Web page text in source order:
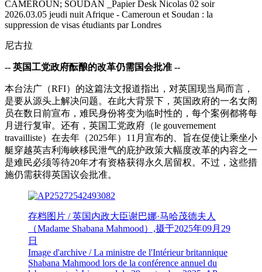
CAMEROUN; SOUDAN _Papier Desk Nicolas 02 soir
2026.03.05 jeudi nuit Afrique - Cameroun et Soudan : la
suppression de visas étudiants par Londres
尼古拉
-- 英国工党政府酝酿的改革仍需国会批准 --
本台法广（RFI）的这篇法文报道指出，对英国现当局而言，
是要从源头上解决问题。在此大背景下，英国政府的一名女阁
员在数日前宣布，难民身份将变为临时性的，每个案例都将每
月进行复审。还有，英国工党政府（le gouvernement
travailliste）在去年（2025年）11月宣布的、旨在促使让乘坐小
艇穿越英吉利海峡移民泄气的庇护政策大幅度改革的内容之一
是难民必须等待20年才有资格获得永久居留权。不过，这些措
施仍需获得英国议会批准。
存档图片 / 英国内政大臣谢巴娜·马哈茂德夫人
（Madame Shabana Mahmood）,摄于2025年09月29
日
Image d'archive / La ministre de l'Intérieur britannique
Shabana Mahmood lors de la conférence annuel du